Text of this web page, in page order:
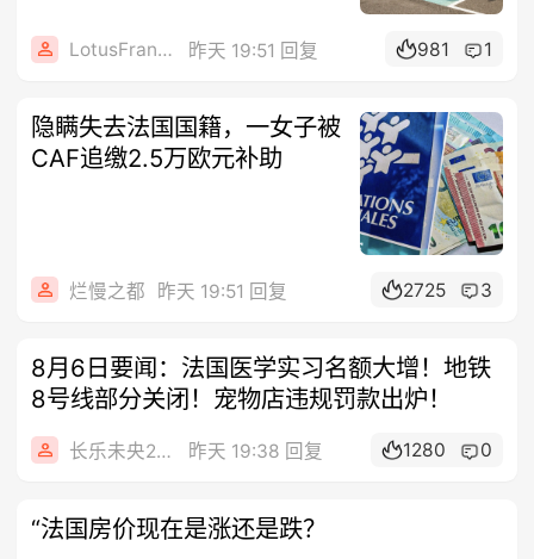
LotusFrance 昨天 19:51 回复 981 1
隐瞒失去法国国籍，一女子被
CAF追缴2.5万欧元补助
烂慢之都 昨天 19:51 回复 2725 3
8月6日要闻：法国医学实习名额大增！地铁
8号线部分关闭！宠物店违规罚款出炉！
长乐未央2015 昨天 19:38 回复 1280 0
“法国房价现在是涨还是跌？